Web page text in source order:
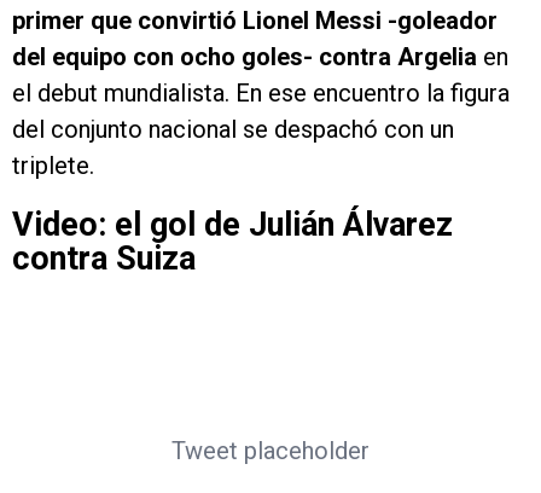
primer que convirtió Lionel Messi -goleador
del equipo con ocho goles- contra Argelia en
el debut mundialista. En ese encuentro la figura
del conjunto nacional se despachó con un
triplete.
Video: el gol de Julián Álvarez
contra Suiza
Tweet placeholder